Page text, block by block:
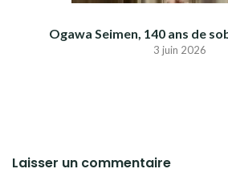
Ogawa Seimen, 140 ans de
3 juin 2026
Laisser un commentaire